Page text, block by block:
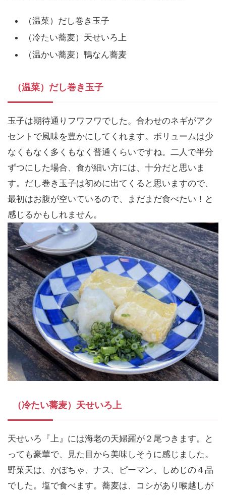
（温菜）だし巻き玉子
（冷たい蕎麦）天せいろ上
（温かい蕎麦）鴨なん蕎麦
（温菜）だし巻き玉子
玉子は期待通りフワフワでした。合わせのネギがアク
セントで風味を豊かにしてくれます。ボリュームは少
なくもなく多くもなく普通くらいですね。二人で半分
ずつにした場合、食が細い方には、十分だと思いま
す。だし巻き玉子は初めに出てくると思いますので、
最初はお腹が空いているので、まだまだ食べたい！と
感じるかもしれません。
（冷たい蕎麦）天せいろ上
天せいろ『上』には海老の天婦羅が２尾つきます。と
っても豪華で、見た目から美味しそうに感じました。
野菜天は、かぼちゃ、ナス、ピーマン、しめじの４品
でした。塩で食べます。蕎麦は、コシがあり喉越しが